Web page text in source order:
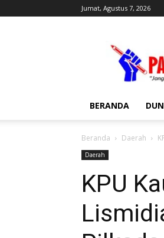
Jumat, Agustus 7, 2026
BERANDA
Beranda Daerah
Daerah
KPU